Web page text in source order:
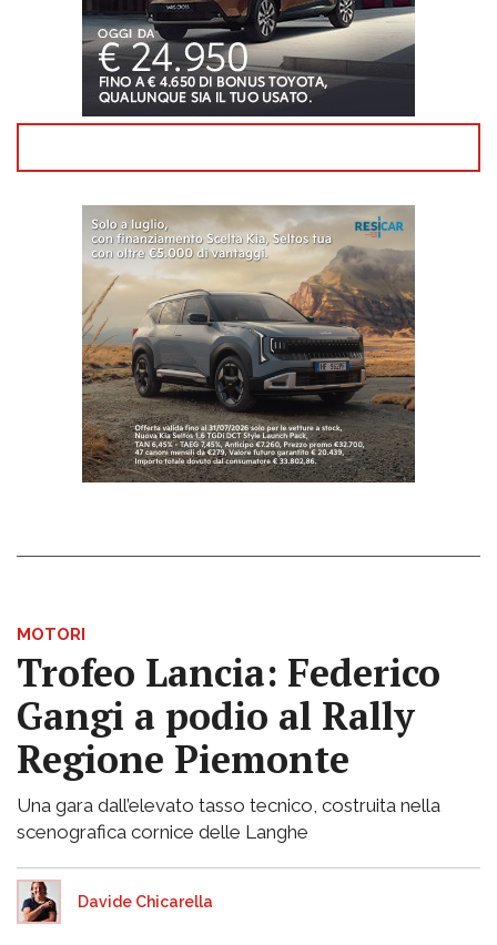
MOTORI
Trofeo Lancia: Federico
Gangi a podio al Rally
Regione Piemonte
Una gara dall’elevato tasso tecnico, costruita nella
scenografica cornice delle Langhe
Davide Chicarella